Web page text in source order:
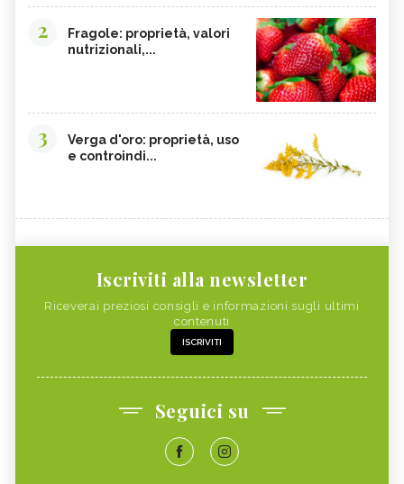
2
Fragole: proprietà, valori
nutrizionali,...
3
Verga d'oro: proprietà, uso
e controindi...
Iscriviti alla newsletter
Riceverai preziosi consigli e informazioni sugli ultimi
contenuti
ISCRIVITI
Seguici su